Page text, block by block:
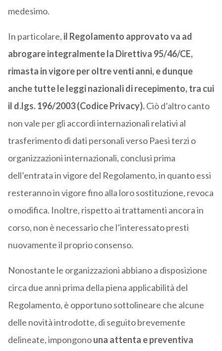
medesimo.
In particolare, il Regolamento approvato va ad
abrogare integralmente la Direttiva 95/46/CE,
rimasta in vigore per oltre venti anni, e dunque
anche tutte le leggi nazionali di recepimento, tra cui
il d.lgs. 196/2003 (Codice Privacy).Ciò d’altro canto
non vale per gli accordi internazionali relativi al
trasferimento di dati personali verso Paesi terzi o
organizzazioni internazionali, conclusi prima
dell’entrata in vigore del Regolamento, in quanto essi
resteranno in vigore fino alla loro sostituzione, revoca
o modifica. Inoltre, rispetto ai trattamenti ancora in
corso, non è necessario che l’interessato presti
nuovamente il proprio consenso.
Nonostante le organizzazioni abbiano a disposizione
circa due anni prima della piena applicabilità del
Regolamento, è opportuno sottolineare che alcune
delle novità introdotte, di seguito brevemente
delineate, impongonouna attenta e preventiva